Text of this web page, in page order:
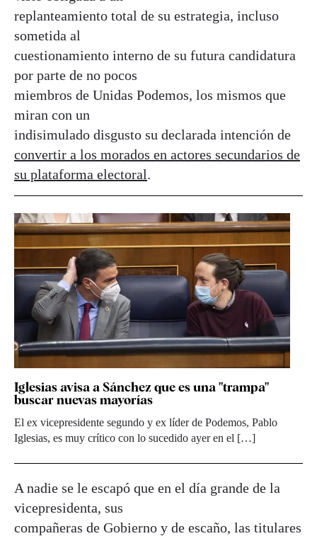
replanteamiento total de su estrategia, incluso
sometida al
cuestionamiento interno de su futura candidatura
por parte de no pocos
miembros de Unidas Podemos, los mismos que
miran con un
indisimulado disgusto su declarada intención de
convertir a los morados en actores secundarios de
su plataforma electoral.
Iglesias avisa a Sánchez que es una "trampa"
buscar nuevas mayorías
El ex vicepresidente segundo y ex líder de Podemos, Pablo
Iglesias, es muy crítico con lo sucedido ayer en el […]
A nadie se le escapó que en el día grande de la
vicepresidenta, sus
compañeras de Gobierno y de escaño, las titulares